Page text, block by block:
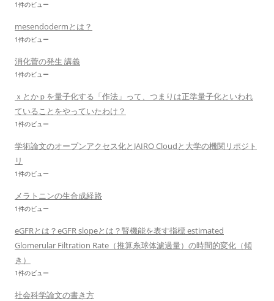
1件のビュー
mesendodermとは？
1件のビュー
消化菅の発生 講義
1件のビュー
ｘとかｐを量子化する「作法」って、つまりは正準量子化といわれ
ていることをやっていたわけ？
1件のビュー
学術論文のオープンアクセス化とJAIRO Cloudと大学の機関リポジト
リ
1件のビュー
メラトニンの生合成経路
1件のビュー
eGFRとは？eGFR slopeとは？腎機能を表す指標 estimated
Glomerular Filtration Rate（推算糸球体濾過量）の時間的変化（傾
き）
1件のビュー
社会科学論文の書き方